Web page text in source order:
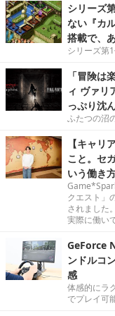
シリーズ
ない『カ
搭載で、
シリーズ第
「冒険は
ィ ヴァリ
っぷり沈
ふたつの沼
【キャリ
こと。セ
いう働き
クエスト」
されました
実際に働い
GeForce
ンドルコ
感
体感的にラ
でプレイ可